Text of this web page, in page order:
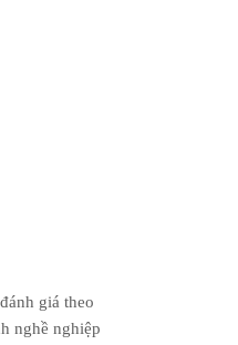
giá theo
nghề nghiệp